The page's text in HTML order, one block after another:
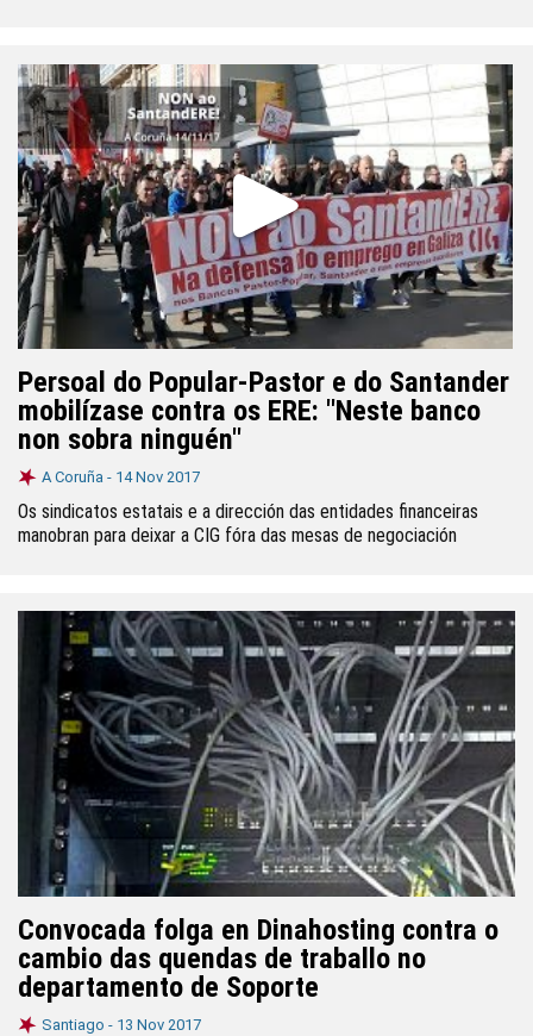
Persoal do Popular-Pastor e do Santander
mobilízase contra os ERE: "Neste banco
non sobra ninguén"
A Coruña - 14 Nov 2017
Os sindicatos estatais e a dirección das entidades financeiras
manobran para deixar a CIG fóra das mesas de negociación
Convocada folga en Dinahosting contra o
cambio das quendas de traballo no
departamento de Soporte
Santiago - 13 Nov 2017